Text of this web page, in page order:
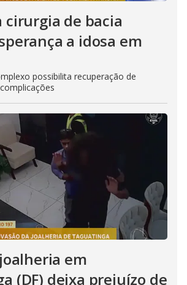
cirurgia de bacia
a idosa em
possibilita recuperação de
em
(DF) deixa prejuízo de